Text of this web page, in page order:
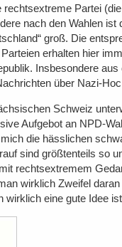
rechtsextreme Partei
nach den Wahlen
groß. Die
erhalten hier
Insbesondere
über Nazi-
Schweiz
Aufgebot an NPD-
die hässlichen
sind größtenteils so
rechtsextremem
wirklich Zweifel
wirklich eine gute Idee